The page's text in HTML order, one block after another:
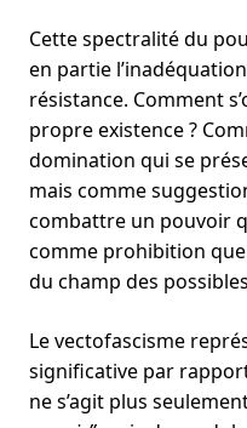
Cette spectralité du
en partie
résistance. Comment
propre existence ?
domination qui se
mais comme
combattre un pouvoir
comme prohibition
du champ des
Le vectofascisme
significative par
ne s’agit plus